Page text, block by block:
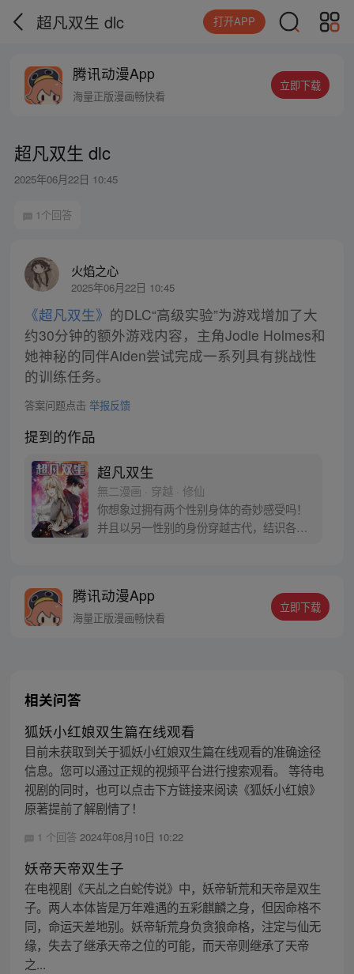
超凡双生 dlc 打开APP
腾讯动漫App
海量正版漫画畅快看
立即下载
超凡双生 dlc
2025年06月22日 10:45
1个回答
火焰之心
2025年06月22日 10:45
《超凡双生》 的DLC“高级实验”为游戏增加了大
约30分钟的额外游戏内容，主角Jodie Holmes和
她神秘的同伴Aiden尝试完成一系列具有挑战性
的训练任务。
答案问题点击 举报反馈
提到的作品
超凡双生
無二漫画 · 穿越 · 修仙
你想象过拥有两个性别身体的奇妙感受吗！
并且以另一性别的身份穿越古代，结识各路
腾讯动漫App
海量正版漫画畅快看
立即下载
相关问答
狐妖小红娘双生篇在线观看
目前未获取到关于狐妖小红娘双生篇在线观看的准确途径
信息。您可以通过正规的视频平台进行搜索观看。 等待电
视剧的同时，也可以点击下方链接来阅读《狐妖小红娘》
原著提前了解剧情了！
1 个回答 2024年08月10日 10:22
妖帝天帝双生子
在电视剧《天乩之白蛇传说》中，妖帝斩荒和天帝是双生
子。两人本体皆是万年难遇的五彩麒麟之身，但因命格不
同，命运天差地别。妖帝斩荒身负贪狼命格，注定与仙无
缘，失去了继承天帝之位的可能，而天帝则继承了天帝
之...